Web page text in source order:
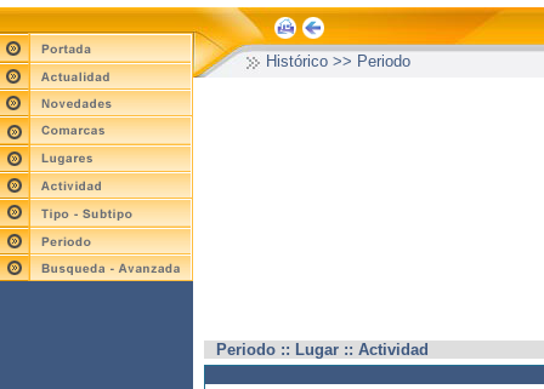
Histórico >> Periodo
Periodo :: Lugar :: Actividad